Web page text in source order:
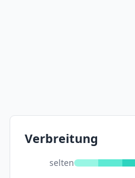
Verbreitung
selten